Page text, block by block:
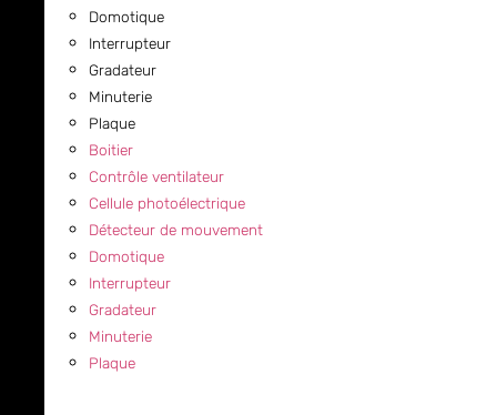
Domotique
Interrupteur
Gradateur
Minuterie
Plaque
Boitier
Contrôle ventilateur
Cellule photoélectrique
Détecteur de mouvement
Domotique
Interrupteur
Gradateur
Minuterie
Plaque